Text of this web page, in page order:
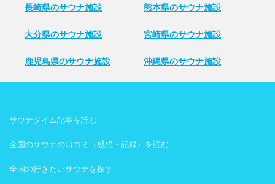
長崎県のサウナ施設 熊本県のサウナ施設
大分県のサウナ施設 宮崎県のサウナ施設
鹿児島県のサウナ施設 沖縄県のサウナ施設
サウナタイム記事を読む
全国のサウナの口コミ（感想・記録）を読む
全国の行きたいサウナを探す